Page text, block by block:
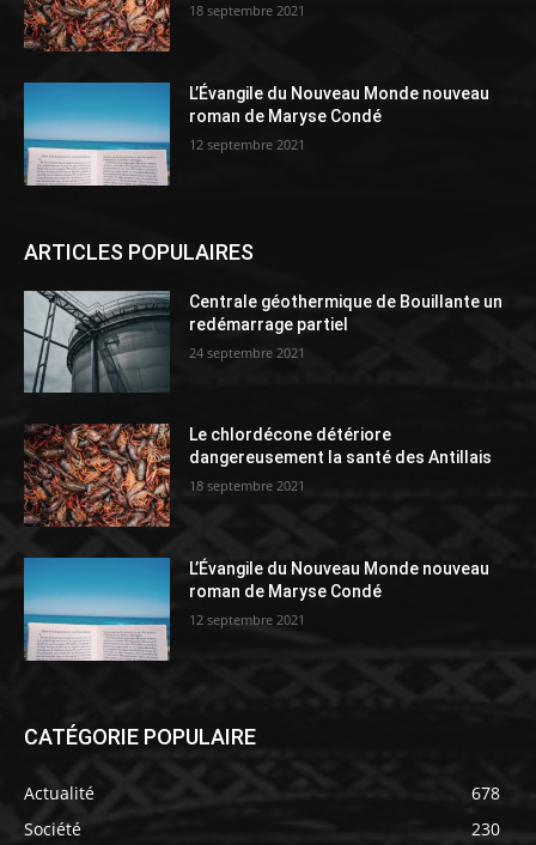
18 septembre 2021
L’Évangile du Nouveau Monde nouveau
roman de Maryse Condé
12 septembre 2021
ARTICLES POPULAIRES
Centrale géothermique de Bouillante un
redémarrage partiel
24 septembre 2021
Le chlordécone détériore
dangereusement la santé des Antillais
18 septembre 2021
L’Évangile du Nouveau Monde nouveau
roman de Maryse Condé
12 septembre 2021
CATÉGORIE POPULAIRE
Actualité
678
Société
230